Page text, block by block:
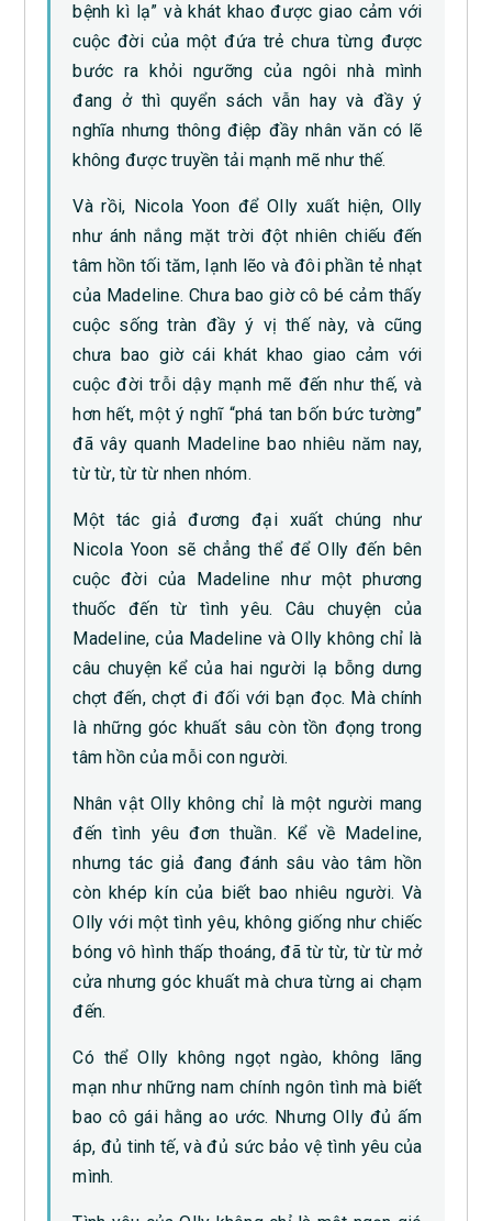
bệnh kì lạ” và khát khao được giao cảm với
cuộc đời của một đứa trẻ chưa từng được
bước ra khỏi ngưỡng của ngôi nhà mình
đang ở thì quyển sách vẫn hay và đầy ý
nghĩa nhưng thông điệp đầy nhân văn có lẽ
không được truyền tải mạnh mẽ như thế.
Và rồi, Nicola Yoon để Olly xuất hiện, Olly
như ánh nắng mặt trời đột nhiên chiếu đến
tâm hồn tối tăm, lạnh lẽo và đôi phần tẻ nhạt
của Madeline. Chưa bao giờ cô bé cảm thấy
cuộc sống tràn đầy ý vị thế này, và cũng
chưa bao giờ cái khát khao giao cảm với
cuộc đời trỗi dậy mạnh mẽ đến như thế, và
hơn hết, một ý nghĩ “phá tan bốn bức tường”
đã vây quanh Madeline bao nhiêu năm nay,
từ từ, từ từ nhen nhóm.
Một tác giả đương đại xuất chúng như
Nicola Yoon sẽ chẳng thể để Olly đến bên
cuộc đời của Madeline như một phương
thuốc đến từ tình yêu. Câu chuyện của
Madeline, của Madeline và Olly không chỉ là
câu chuyện kể của hai người lạ bỗng dưng
chợt đến, chợt đi đối với bạn đọc. Mà chính
là những góc khuất sâu còn tồn đọng trong
tâm hồn của mỗi con người.
Nhân vật Olly không chỉ là một người mang
đến tình yêu đơn thuần. Kể về Madeline,
nhưng tác giả đang đánh sâu vào tâm hồn
còn khép kín của biết bao nhiêu người. Và
Olly với một tình yêu, không giống như chiếc
bóng vô hình thấp thoáng, đã từ từ, từ từ mở
cửa nhưng góc khuất mà chưa từng ai chạm
đến.
Có thể Olly không ngọt ngào, không lãng
mạn như những nam chính ngôn tình mà biết
bao cô gái hằng ao ước. Nhưng Olly đủ ấm
áp, đủ tinh tế, và đủ sức bảo vệ tình yêu của
mình.